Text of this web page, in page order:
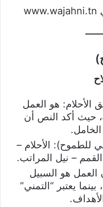
www.wajahni.tn
الأحلام: هو العمل
حيث أكد النص أن
الخامل.
للطموح): الأحلام –
– نيل المراتب.
العمل هو السبيل
يعتبر “التمني”